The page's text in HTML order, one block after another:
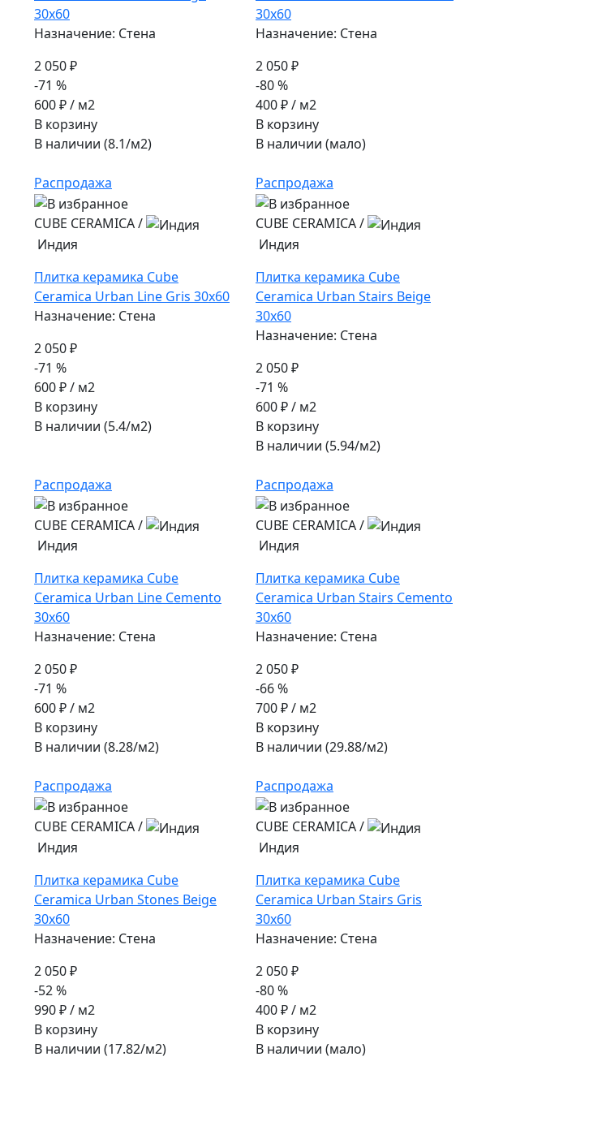
30x60
Назначение: Стена
2 050 ₽
-71 %
600 ₽/ м2
В корзину
В наличии (8.1/м2)
30x60
Назначение: Стена
2 050 ₽
-80 %
400 ₽/ м2
В корзину
В наличии (мало)
Распродажа
CUBE CERAMICA/
Индия
Плитка керамика Cube
Ceramica Urban Line Gris 30x60
Назначение: Стена
2 050 ₽
-71 %
600 ₽/ м2
В корзину
В наличии (5.4/м2)
Распродажа
CUBE CERAMICA/
Индия
Плитка керамика Cube
Ceramica Urban Stairs Beige
30x60
Назначение: Стена
2 050 ₽
-71 %
600 ₽/ м2
В корзину
В наличии (5.94/м2)
Распродажа
CUBE CERAMICA/
Индия
Плитка керамика Cube
Ceramica Urban Line Cemento
30x60
Назначение: Стена
2 050 ₽
-71 %
600 ₽/ м2
В корзину
В наличии (8.28/м2)
Распродажа
CUBE CERAMICA/
Индия
Плитка керамика Cube
Ceramica Urban Stairs Cemento
30x60
Назначение: Стена
2 050 ₽
-66 %
700 ₽/ м2
В корзину
В наличии (29.88/м2)
Распродажа
CUBE CERAMICA/
Индия
Плитка керамика Cube
Ceramica Urban Stones Beige
30x60
Назначение: Стена
2 050 ₽
-52 %
990 ₽/ м2
В корзину
В наличии (17.82/м2)
Распродажа
CUBE CERAMICA/
Индия
Плитка керамика Cube
Ceramica Urban Stairs Gris
30x60
Назначение: Стена
2 050 ₽
-80 %
400 ₽/ м2
В корзину
В наличии (мало)